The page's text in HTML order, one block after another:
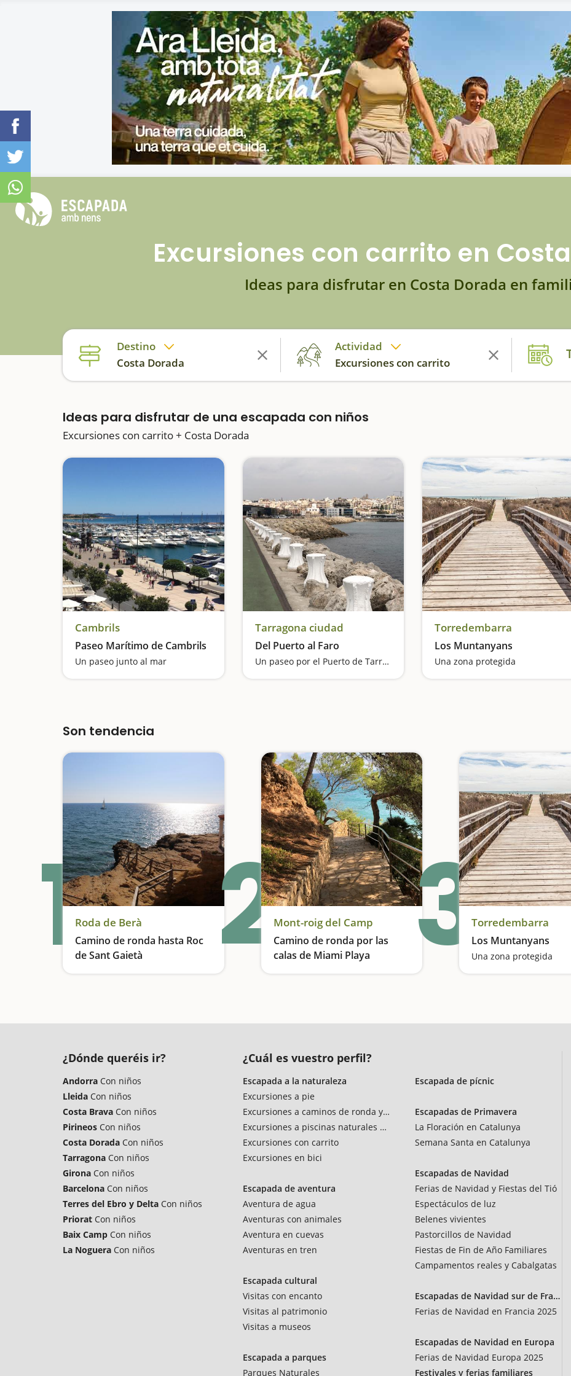
Excursiones con carrito en
Ideas para disfrutar en Costa Dorada en
Destino
Costa Dorada
Actividad
Excursiones con carrito
Ideas para disfrutar de una escapada con niños
Excursiones con carrito + Costa Dorada
Cambrils
Paseo Marítimo de Cambrils
Un paseo junto al mar
Tarragona ciudad
Del Puerto al Faro
Un paseo por el Puerto de Tarragona
Torredembarra
Los Muntanyans
Una zona protegida
Son tendencia
1Roda de Berà
Camino de ronda hasta Roc
de Sant Gaietà
En busca de un pueblo que nos cautivará 2Mont-roig del Camp
Camino de ronda por las
calas de Miami Playa
Buscando piratas por el camino de ronda 3Torredembarra
Los Muntanyans
Una zona protegida
¿Dónde queréis ir?
Andorra Con niños
Lleida Con niños
Costa Brava Con niños
Pirineos Con niños
Costa Dorada Con niños
Tarragona Con niños
Girona Con niños
Barcelona Con niños
Terres del Ebro y Delta Con niños
Priorat Con niños
Baix Camp Con niños
La Noguera Con niños
¿Cuál es vuestro perfil?
Escapada a la naturaleza
Excursiones a pie
Excursiones a caminos de ronda y vías verdes
Excursiones a piscinas naturales y rios
Excursiones con carrito
Excursiones en bici
Escapada de aventura
Aventura de agua
Aventuras con animales
Aventura en cuevas
Aventuras en tren
Escapada cultural
Visitas con encanto
Visitas al patrimonio
Visitas a museos
Escapada a parques
Parques Naturales
Escapada de pícnic
Escapadas de Primavera
La Floración en Catalunya
Semana Santa en Catalunya
Escapadas de Navidad
Ferias de Navidad y Fiestas del Tió
Espectáculos de luz
Belenes vivientes
Pastorcillos de Navidad
Fiestas de Fin de Año Familiares
Campamentos reales y Cabalgatas
Escapadas de Navidad sur de Francia
Ferias de Navidad en Francia 2025
Escapadas de Navidad en Europa
Ferias de Navidad Europa 2025
Festivales y ferias familiares